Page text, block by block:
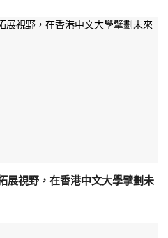
展視野，在香港中文大學擘劃未